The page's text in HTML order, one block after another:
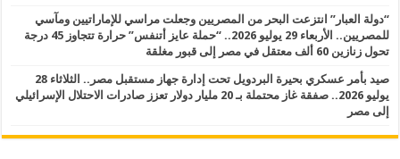
“دولة العبار” انتزعت البحر من المصريين وجعلت مراسي للإماراتيين ومآسي
للمصريين.. الأربعاء 29 يوليو 2026.. “حملة عايز أتنفس” حرارة تتجاوز 45 درجة
تحول زنازين 60 ألف معتقل في مصر إلى قبور مغلقة
صيد بأمر عسكري بحيرة البردويل تحت إدارة جهاز مستقبل مصر.. الثلاثاء 28
يوليو 2026.. صفقة غاز محتملة بـ 20 مليار دولار تعزز صادرات الاحتلال الإسرائيلي
إلى مصر